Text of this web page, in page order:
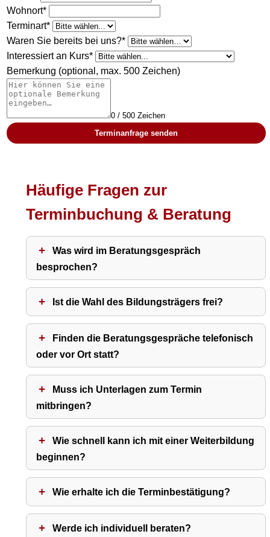
Wohnort*
Terminart*
Waren Sie bereits bei uns?*
Interessiert an Kurs*
Bemerkung (optional, max. 500 Zeichen)
0 / 500 Zeichen
Terminanfrage senden
Häufige Fragen zur
Terminbuchung & Beratung
Was wird im Beratungsgespräch
besprochen?
Ist die Wahl des Bildungsträgers frei?
Finden die Beratungsgespräche telefonisch
oder vor Ort statt?
Muss ich Unterlagen zum Termin
mitbringen?
Wie schnell kann ich mit einer Weiterbildung
beginnen?
Wie erhalte ich die Terminbestätigung?
Werde ich individuell beraten?